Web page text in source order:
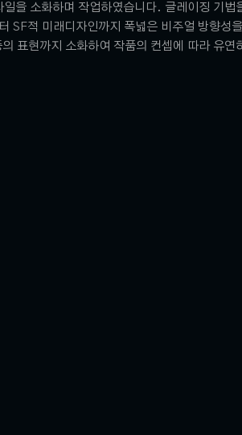
을 소화하며 작업하였습니다. 글레이징 기
SF적 미래디자인까지 폭넓은 비주얼 방향성
표현까지 소화하여 작품의 컨셉에 따라 유